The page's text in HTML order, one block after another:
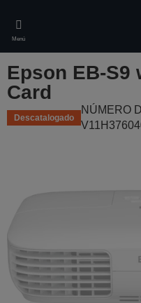
main
content
Menú
Epson EB-S9
Card
Descatalogado
NÚMERO